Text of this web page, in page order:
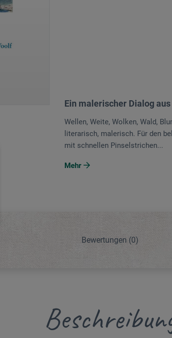
Ein malerischer Dialog
Wellen, Weite, Wolken, Wald,
literarisch, malerisch. Für den
mit schnellen Pinselstrichen...
Mehr
Bewertungen (0)